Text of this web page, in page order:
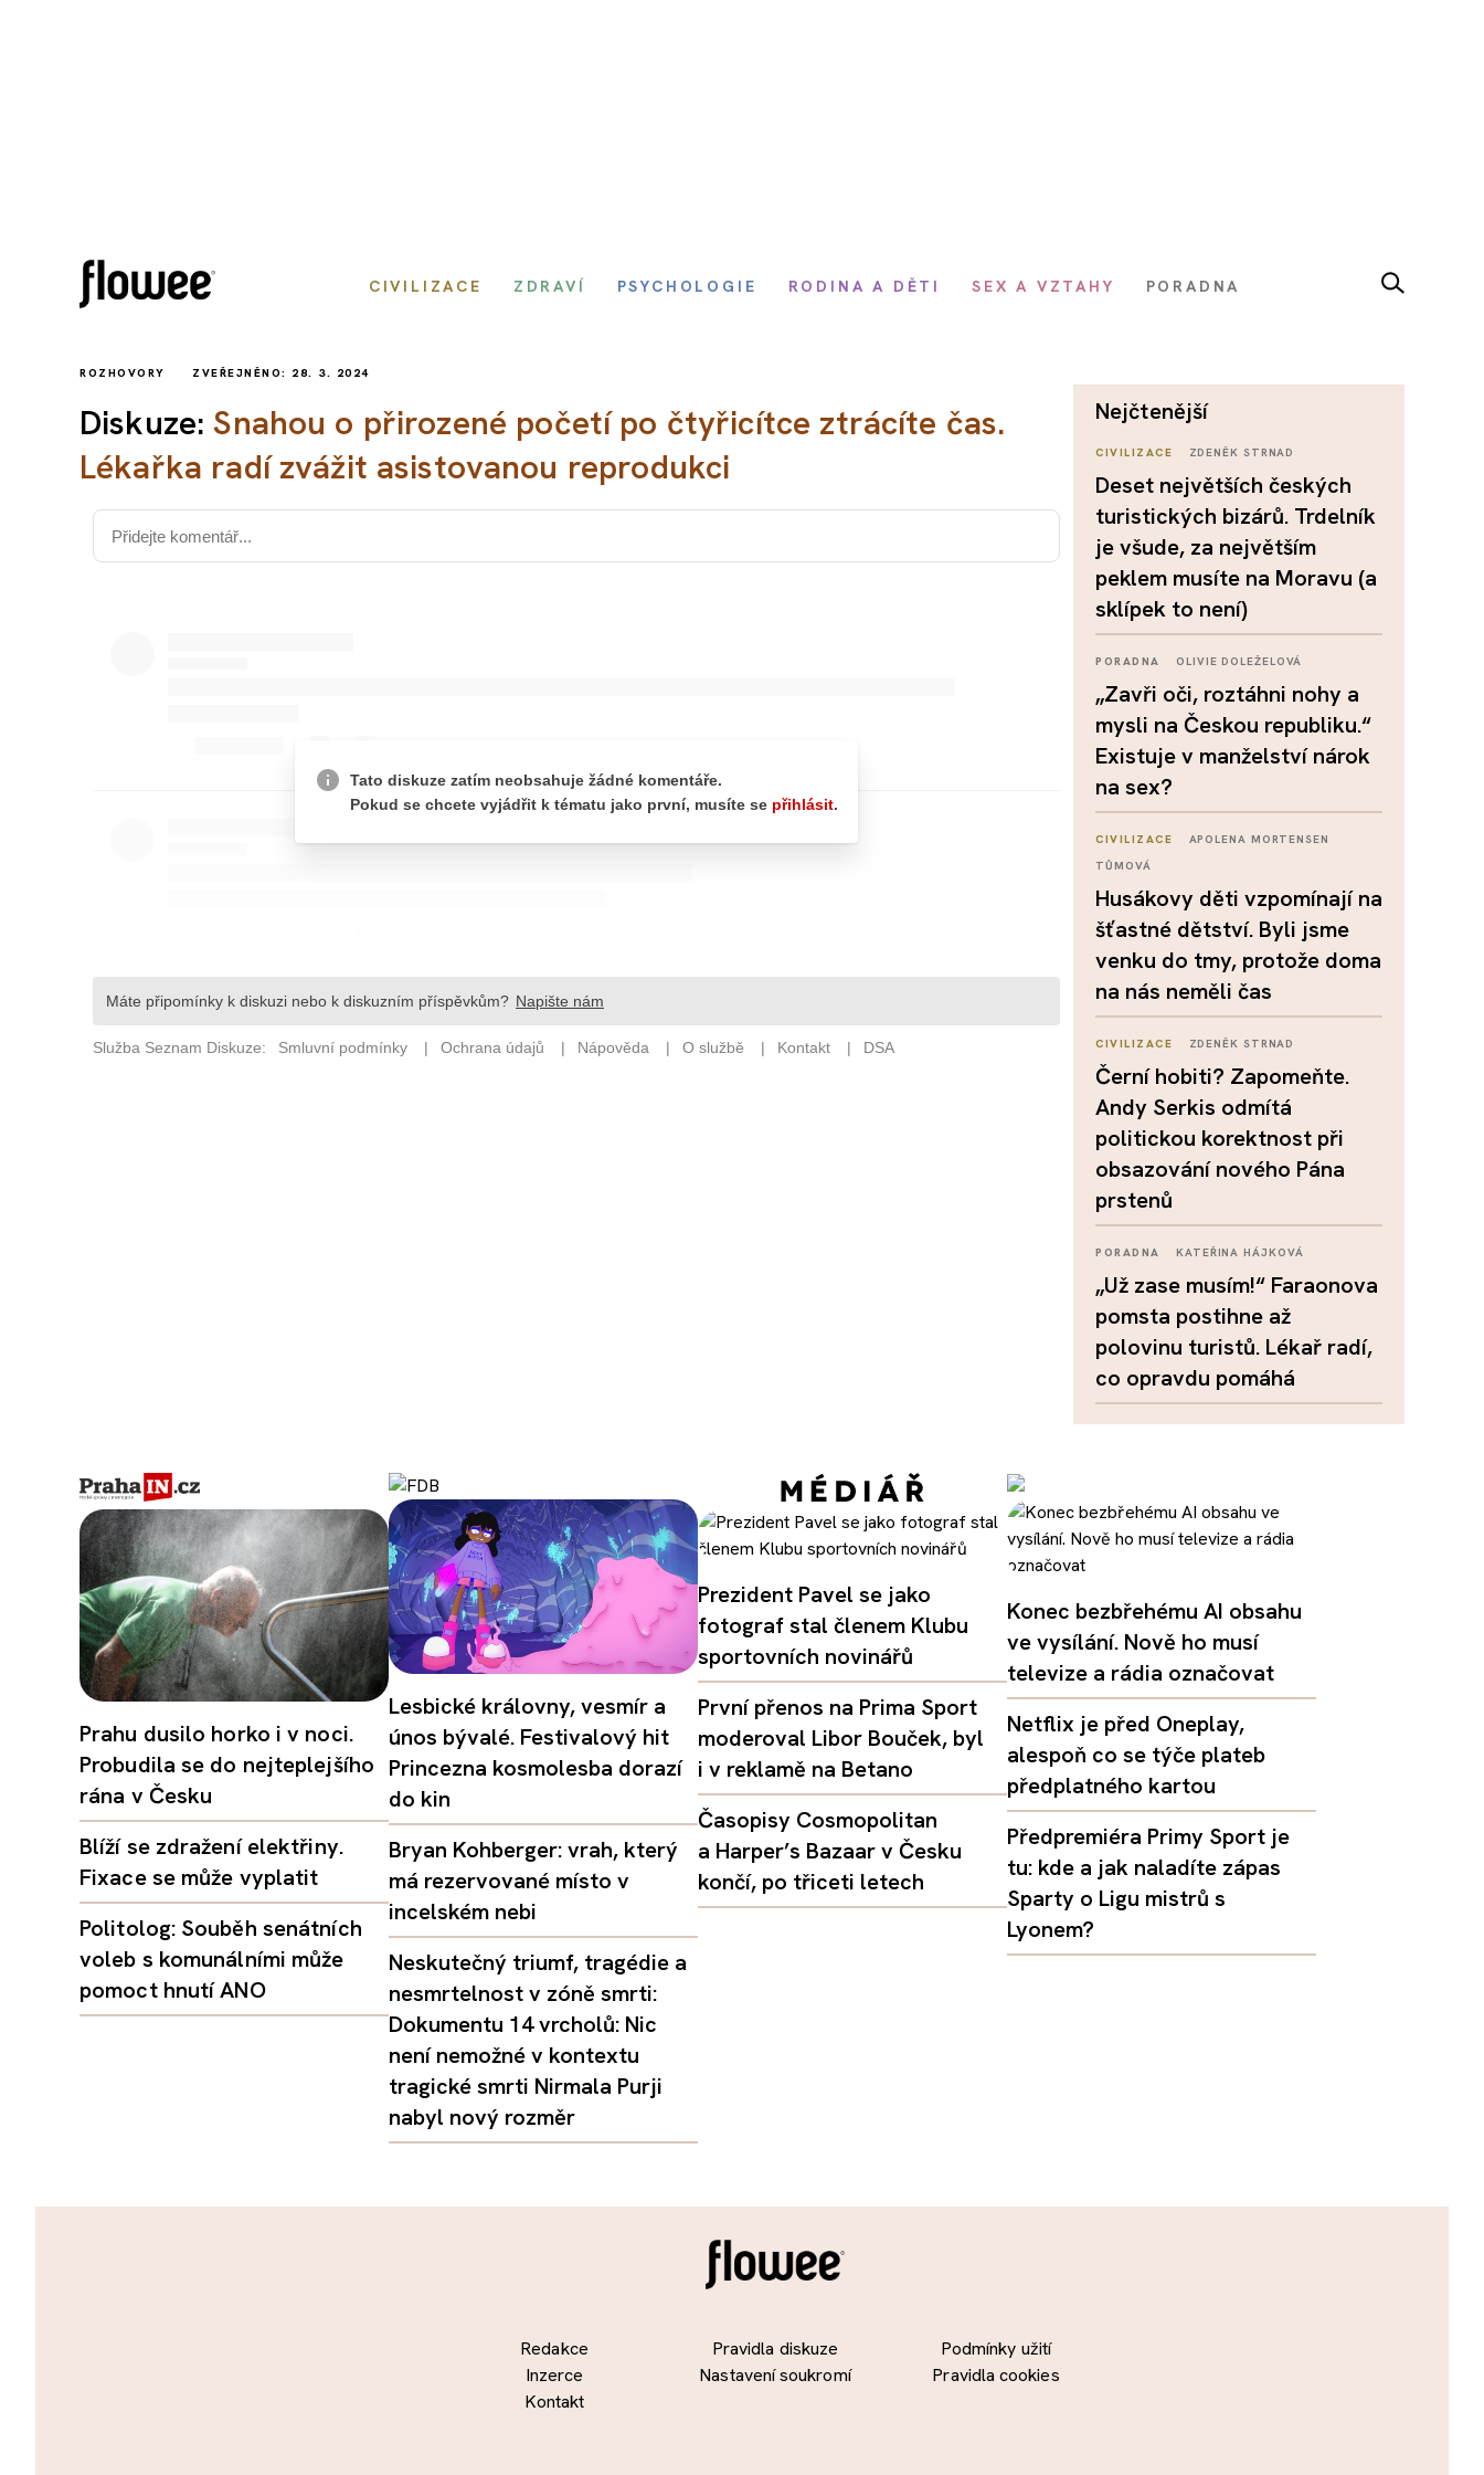
CIVILIZACE ZDRAVÍ PSYCHOLOGIE RODINA A DĚTI SEX A VZTAHY PORADNA
ROZHOVORY ZVEŘEJNĚNO: 28. 3. 2024
Diskuze:Snahou o přirozené početí po čtyřicítce ztrácíte čas.
Lékařka radí zvážit asistovanou reprodukci
nejčtenější
CIVILIZACE ZDENĚK STRNAD
Deset největších českých
turistických bizárů. Trdelník
je všude, za největším
peklem musíte na Moravu (a
sklípek to není)
PORADNA OLIVIE DOLEŽELOVÁ
„Zavři oči, roztáhni nohy a
mysli na Českou republiku.“
Existuje v manželství nárok
na sex?
CIVILIZACE
APOLENA MORTENSEN
TŮMOVÁ
Husákovy děti vzpomínají na
šťastné dětství. Byli jsme
venku do tmy, protože doma
na nás neměli čas
CIVILIZACE ZDENĚK STRNAD
Černí hobiti? Zapomeňte.
Andy Serkis odmítá
politickou korektnost při
obsazování nového Pána
prstenů
PORADNA KATEŘINA HÁJKOVÁ
„Už zase musím!“ Faraonova
pomsta postihne až
polovinu turistů. Lékař radí,
co opravdu pomáhá
Prahu dusilo horko i v noci.
Probudila se do nejteplejšího
rána v Česku
Blíží se zdražení elektřiny.
Fixace se může vyplatit
Politolog: Souběh senátních
voleb s komunálními může
pomoct hnutí ANO
Lesbické královny, vesmír a
únos bývalé. Festivalový hit
Princezna kosmolesba dorazí
do kin
Bryan Kohberger: vrah, který
má rezervované místo v
incelském nebi
Neskutečný triumf, tragédie a
nesmrtelnost v zóně smrti:
Dokumentu 14 vrcholů: Nic
není nemožné v kontextu
tragické smrti Nirmala Purji
nabyl nový rozměr
Prezident Pavel se jako
fotograf stal členem Klubu
sportovních novinářů
První přenos na Prima Sport
moderoval Libor Bouček, byl
i v reklamě na Betano
Časopisy Cosmopolitan
a Harper’s Bazaar v Česku
končí, po třiceti letech
Konec bezbřehému AI obsahu
ve vysílání. Nově ho musí
televize a rádia označovat
Netflix je před Oneplay,
alespoň co se týče plateb
předplatného kartou
Předpremiéra Primy Sport je
tu: kde a jak naladíte zápas
Sparty o Ligu mistrů s
Lyonem?
Redakce
Inzerce
Kontakt
Pravidla diskuze
Nastavení soukromí
Podmínky užití
Pravidla cookies